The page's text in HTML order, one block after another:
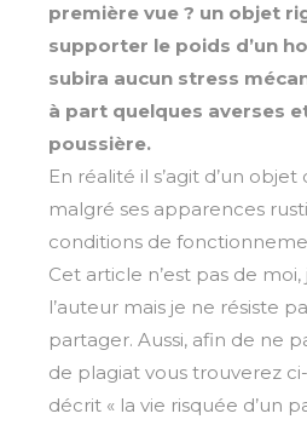
première vue ? un objet
supporter le poids d’un
subira aucun stress
à part quelques averses
poussière.
En réalité il s’agit d’un
malgré ses apparences
conditions de
Cet article n’est pas de moi,
l’auteur mais je ne résiste
partager. Aussi, afin de ne
de plagiat vous trouverez
décrit « la vie risquée d’un